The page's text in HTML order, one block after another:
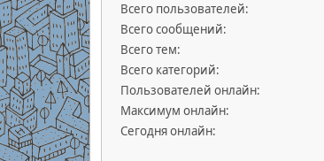
Всего пользователей:
Всего сообщений:
Всего тем:
Всего категорий:
Пользователей онлайн:
Максимум онлайн:
Сегодня онлайн: